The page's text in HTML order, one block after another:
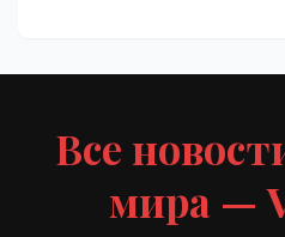
Все
мира —